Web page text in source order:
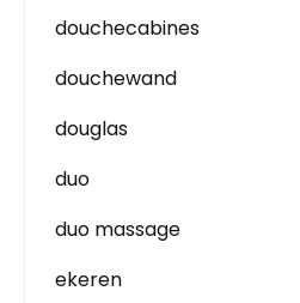
douchecabines
douchewand
douglas
duo
duo massage
ekeren